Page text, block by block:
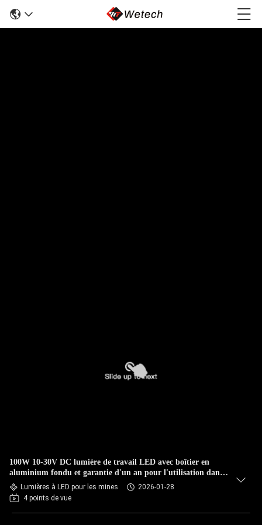
100W 10-30V DC lumière de travail LED avec boîtier en
aluminium fondu et garantie d'un an pour l'utilisation dans
l'industrie lourde
Lumières à LED pour les mines
2026-01-28
4 points de vue